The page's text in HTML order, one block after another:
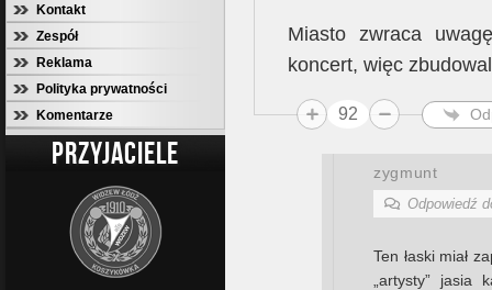
Kontakt
Zespół
Reklama
Polityka prywatności
Komentarze
PRZYJACIELE
Miasto zwraca
koncert, więc
92
zygmunt
Odpowiedź
Ten łaski miał
„artysty”